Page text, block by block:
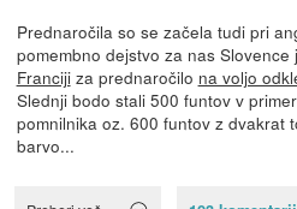
Prednaročila so se začela tudi pri
pomembno dejstvo za nas Slovence
Francijiza prednaročilo na voljo
Slednji bodo stali 500 funtov v
pomnilnika oz. 600 funtov z dvakrat
barvo...